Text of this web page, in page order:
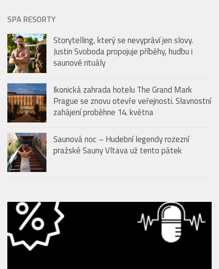
SPA RESORTY
Storytelling, který se nevypráví jen slovy.
Justin Svoboda propojuje příběhy, hudbu i
saunové rituály
Ikonická zahrada hotelu The Grand Mark
Prague se znovu otevře veřejnosti. Slavnostní
zahájení proběhne 14. května
Saunová noc – Hudební legendy rozezní
pražské Sauny Vltava už tento pátek